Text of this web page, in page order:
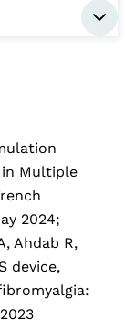
Multiple
2024;
Ahdab R,
device,